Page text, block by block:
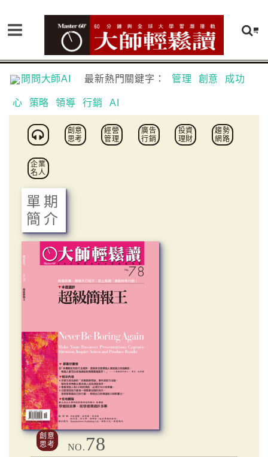
問問大師AI 最新熱門關鍵字： 管理 創意 成功
心 策略 領導 行銷 AI
創意
思考
經營
管理
廣告
行銷
投資
理財
趨勢
網路
企業
名人
單期
簡介
創意
思考
NO. 78